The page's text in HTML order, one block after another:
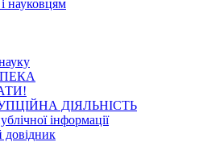
науковцям
ДІЯЛЬНІСТЬ
інформації